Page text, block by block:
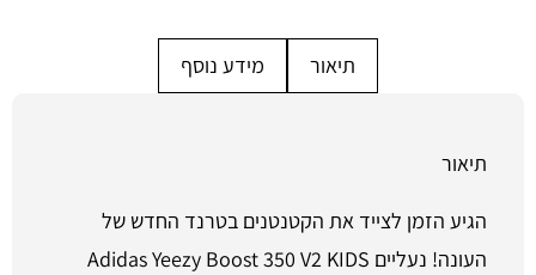
תיאור מידע נוסף
תיאור
הגיע הזמן לצייד את הקטנטנים בטרנד החדש של
העונה! נעליים Adidas Yeezy Boost 350 V2 KIDS